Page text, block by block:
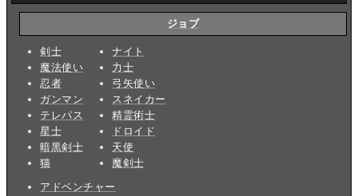
ジョブ
剣士
魔法使い
忍者
ガンマン
テレパス
星士
暗黒剣士
猫
ナイト
力士
弓矢使い
スネイカー
精霊術士
ドロイド
天使
魔剣士
アドベンチャー